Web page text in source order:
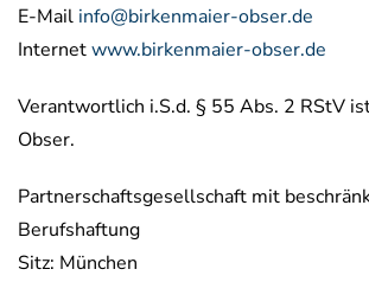
E-Mail info@birkenmaier-obser.de
Internetwww.birkenmaier-obser.de
Verantwortlich i.S.d. § 55 Abs. 2 RStV
Obser.
Partnerschaftsgesellschaft mit
Berufshaftung
Sitz: München